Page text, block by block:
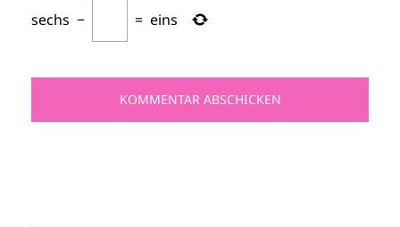
sechs − = eins